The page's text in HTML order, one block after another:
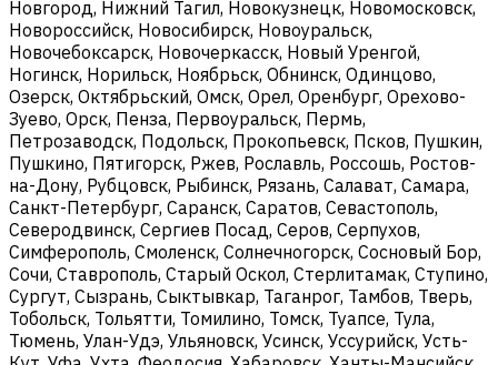
Новгород, Нижний Тагил, Новокузнецк, Новомосковск,
Новороссийск, Новосибирск, Новоуральск,
Новочебоксарск, Новочеркасск, Новый Уренгой,
Ногинск, Норильск, Ноябрьск, Обнинск, Одинцово,
Озерск, Октябрьский, Омск, Орел, Оренбург, Орехово-
Зуево, Орск, Пенза, Первоуральск, Пермь,
Петрозаводск, Подольск, Прокопьевск, Псков, Пушкин,
Пушкино, Пятигорск, Ржев, Рославль, Россошь, Ростов-
на-Дону, Рубцовск, Рыбинск, Рязань, Салават, Самара,
Санкт-Петербург, Саранск, Саратов, Севастополь,
Северодвинск, Сергиев Посад, Серов, Серпухов,
Симферополь, Смоленск, Солнечногорск, Сосновый Бор,
Сочи, Ставрополь, Старый Оскол, Стерлитамак, Ступино,
Сургут, Сызрань, Сыктывкар, Таганрог, Тамбов, Тверь,
Тобольск, Тольятти, Томилино, Томск, Туапсе, Тула,
Тюмень, Улан-Удэ, Ульяновск, Усинск, Уссурийск, Усть-